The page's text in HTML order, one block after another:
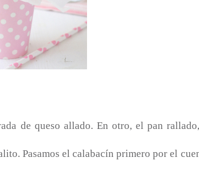
de queso allado. En otro, el pan
Pasamos el calabacín primero por el